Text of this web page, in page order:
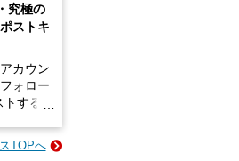
究極の
ストキ
カウン
ォロー
する
ントい
TOPへ